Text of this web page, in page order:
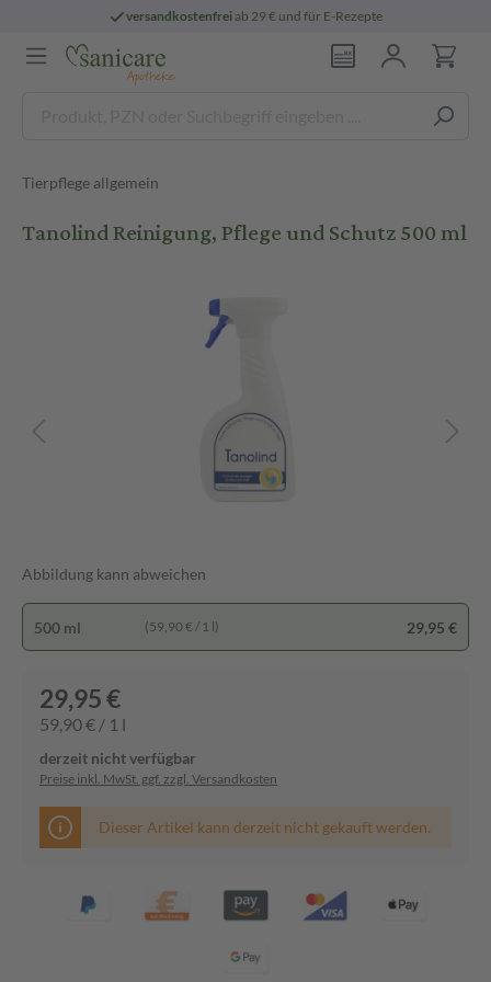
versandkostenfreiab 29 € und für E-Rezepte
Tierpflege allgemein
Tanolind Reinigung, Pflege und Schutz 500 ml
Abbildung kann abweichen
500 ml (59,90 € / 1 l) 29,95 €
29,95 €
59,90 € / 1 l
derzeit nicht verfügbar
Preise inkl. MwSt. ggf. zzgl. Versandkosten
Dieser Artikel kann derzeit nicht gekauft werden.